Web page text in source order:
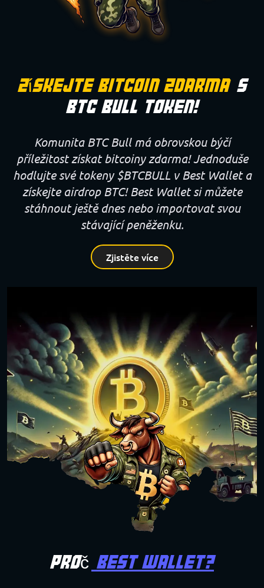
Získejte Bitcoin Zdarma S
BTC Bull Token!
Komunita BTC Bull má obrovskou býčí
příležitost získat bitcoiny zdarma! Jednoduše
hodlujte své tokeny $BTCBULL v Best Wallet a
získejte airdrop BTC! Best Wallet si můžete
stáhnout ještě dnes nebo importovat svou
stávající peněženku.
Zjistěte více
Proč Best Wallet?